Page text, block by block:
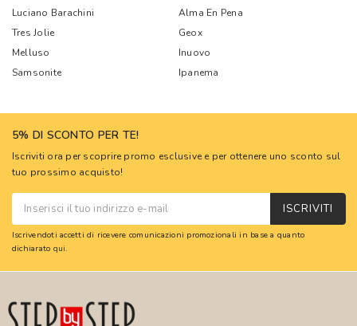
Luciano Barachini
Alma En Pena
Tres Jolie
Geox
Melluso
Inuovo
Samsonite
Ipanema
5% DI SCONTO PER TE!
Iscriviti ora per scoprire promo esclusive e per ottenere uno sconto sul
tuo prossimo acquisto!
ISCRIVITI
Iscrivendoti accetti di ricevere comunicazioni promozionali in base a quanto
dichiarato qui.